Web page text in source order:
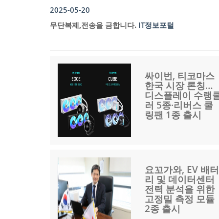
2025-05-20
무단복제,전송을 금합니다. IT정보포털
싸이번, 티코마스
한국 시장 론칭…
디스플레이 수랭
러 5종·리버스 쿨
링팬 1종 출시
요꼬가와, EV 배터
리 및 데이터센터
전력 분석을 위한
고정밀 측정 모듈
2종 출시